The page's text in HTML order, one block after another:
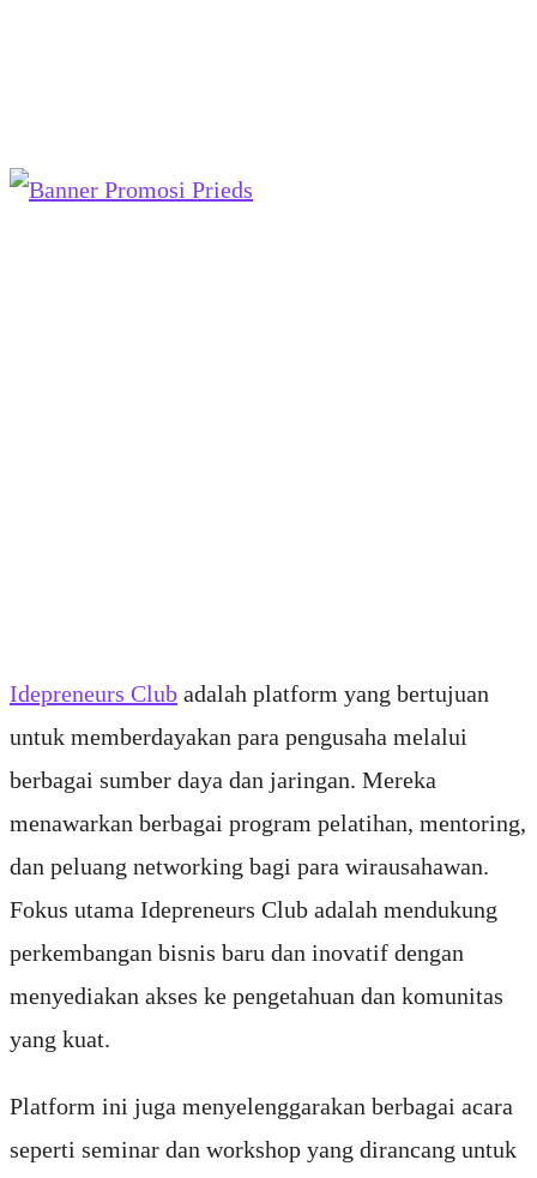
Idepreneurs Club adalah platform yang bertujuan
untuk memberdayakan para pengusaha melalui
berbagai sumber daya dan jaringan. Mereka
menawarkan berbagai program pelatihan, mentoring,
dan peluang networking bagi para wirausahawan.
Fokus utama Idepreneurs Club adalah mendukung
perkembangan bisnis baru dan inovatif dengan
menyediakan akses ke pengetahuan dan komunitas
yang kuat.
Platform ini juga menyelenggarakan berbagai acara
seperti seminar dan workshop yang dirancang untuk